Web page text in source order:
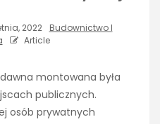
2022
Budownictwo I
Article
montowana była
publicznych.
osób prywatnych